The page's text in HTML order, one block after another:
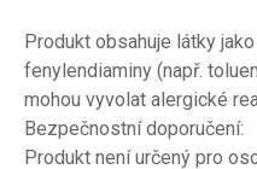
Produkt obsahuje látky
fenylendiaminy (např.
mohou vyvolat alergické
Bezpečnostní doporučení:
Produkt není určený pro